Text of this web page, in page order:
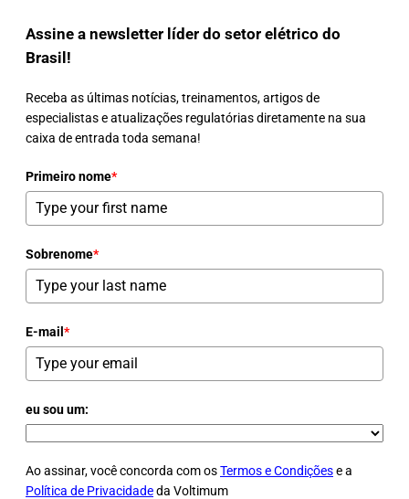
Assine a newsletter líder do setor elétrico do
Brasil!
Receba as últimas notícias, treinamentos, artigos de
especialistas e atualizações regulatórias diretamente na sua
caixa de entrada toda semana!
Primeiro nome*
Sobrenome*
E-mail *
eu sou um:
Ao assinar, você concorda com osTermos e Condiçõese a
Política de Privacidadeda Voltimum